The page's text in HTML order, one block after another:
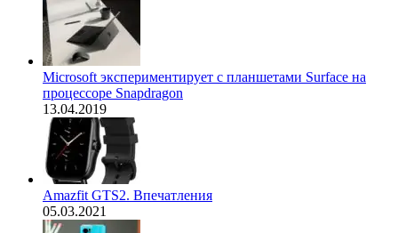
Microsoft экспериментирует с планшетами Surface на
процессоре Snapdragon
13.04.2019
Amazfit GTS2. Впечатления
05.03.2021